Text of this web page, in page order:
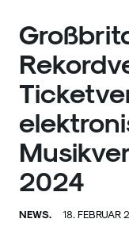
2024
NEWS. 18. FEBRUAR